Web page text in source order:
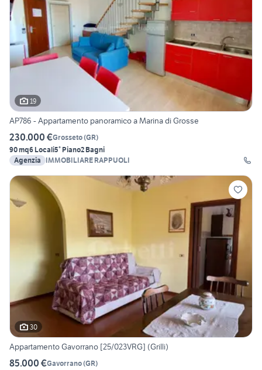
19
AP786 - Appartamento panoramico a Marina di Grosse
230.000 €Grosseto(GR)
90 mq6 Locali5° Piano2 Bagni
Agenzia
IMMOBILIARE RAPPUOLI
30
Appartamento Gavorrano [25/023VRG] (Grilli)
85.000 €Gavorrano(GR)